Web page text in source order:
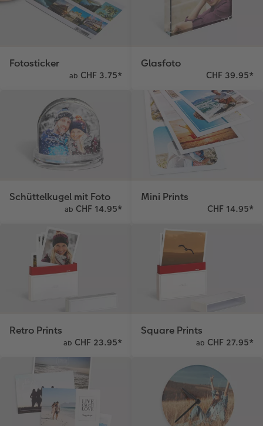
Fotosticker
ab CHF 3.75*
Glasfoto
CHF 39.95*
Schüttelkugel mit Foto
ab CHF 14.95*
Mini Prints
CHF 14.95*
Retro Prints
ab CHF 23.95*
Square Prints
ab CHF 27.95*